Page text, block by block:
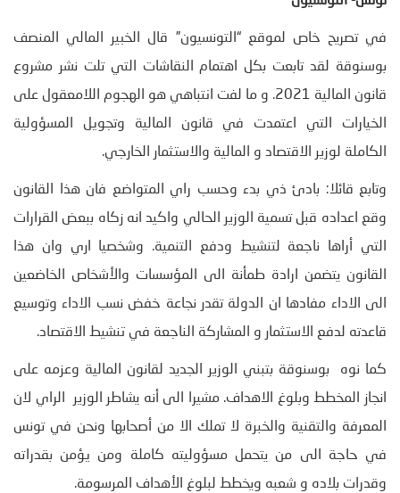
في تصريح خاص لموقع “التونسيون” قال الخبير المالي المنصف
بوسنوقة لقد تابعت بكل اهتمام النقاشات التي تلت نشر مشروع
قانون المالية 2021. و ما لفت انتباهي هو الهجوم اللامعقول على
الخيارات التي اعتمدت في قانون المالية وتجويل المسؤولية
الكاملة لوزير الاقتصاد و المالية والاستثمار الخارجي.
وتابع قائلا: بادئ ذي بدء وحسب راي المتواضع فان هذا القانون
وقع اعداده قبل تسمية الوزير الحالي واكيد انه زكاه ببعض القرارات
التي أراها ناجعة لتنشيط ودفع التنمية. وشخصيا اري وان هذا
القانون يتضمن ارادة طمأنة الى المؤسسات والأشخاص الخاضعين
الى الاداء مفادها ان الدولة تقدر نجاعة خفض نسب الاداء وتوسيع
قاعدته لدفع الاستثمار و المشاركة الناجعة في تنشيط الاقتصاد.
كما نوه بوسنوقة بتبني الوزير الجديد لقانون المالية وعزمه على
انجاز المخطط وبلوغ الاهداف. مشيرا الى أنه يشاطر الوزير الراي لان
المعرفة والتقنية والخبرة لا تملك الا من أصحابها ونحن في تونس
في حاجة الى من يتحمل مسؤوليته كاملة ومن يؤمن بقدراته
وقدرات بلاده و شعبه ويخطط لبلوغ الأهداف المرسومة.